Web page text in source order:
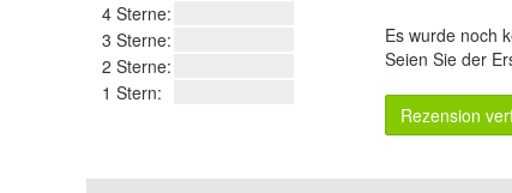
4 Sterne:
3 Sterne:
2 Sterne:
1 Stern:
Es wurde noch
Seien Sie der
Rezension